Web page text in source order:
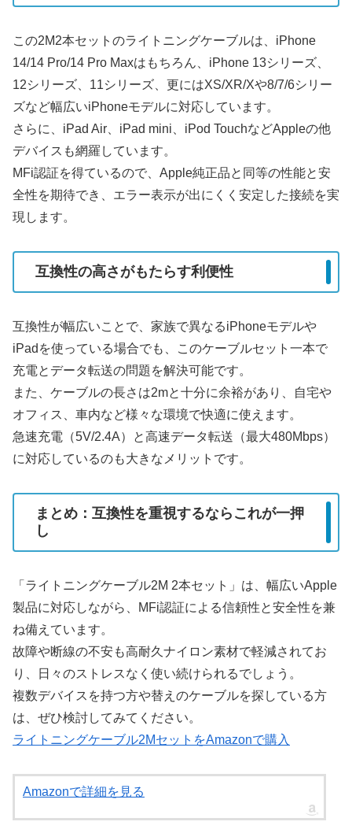
この2M2本セットのライトニングケーブルは、iPhone
14/14 Pro/14 Pro Maxはもちろん、iPhone 13シリーズ、
12シリーズ、11シリーズ、更にはXS/XR/Xや8/7/6シリー
ズなど幅広いiPhoneモデルに対応しています。
さらに、iPad Air、iPad mini、iPod TouchなどAppleの他
デバイスも網羅しています。
MFi認証を得ているので、Apple純正品と同等の性能と安
全性を期待でき、エラー表示が出にくく安定した接続を実
現します。
互換性の高さがもたらす利便性
互換性が幅広いことで、家族で異なるiPhoneモデルや
iPadを使っている場合でも、このケーブルセット一本で
充電とデータ転送の問題を解決可能です。
また、ケーブルの長さは2mと十分に余裕があり、自宅や
オフィス、車内など様々な環境で快適に使えます。
急速充電（5V/2.4A）と高速データ転送（最大480Mbps）
に対応しているのも大きなメリットです。
まとめ：互換性を重視するならこれが一押
し
「ライトニングケーブル2M 2本セット」は、幅広いApple
製品に対応しながら、MFi認証による信頼性と安全性を兼
ね備えています。
故障や断線の不安も高耐久ナイロン素材で軽減されてお
り、日々のストレスなく使い続けられるでしょう。
複数デバイスを持つ方や替えのケーブルを探している方
は、ぜひ検討してみてください。
ライトニングケーブル2MセットをAmazonで購入
Amazonで詳細を見る